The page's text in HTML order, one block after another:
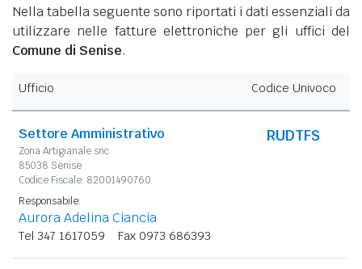
Nella tabella seguente sono riportati i dati essenziali da
utilizzare nelle fatture elettroniche per gli uffici del
Comune di Senise.
Ufficio Codice Univoco
Settore Amministrativo
Zona Artigianale snc
85038 Senise
Codice Fiscale: 82001490760
RUDTFS
Responsabile:
Aurora Adelina Ciancia
Tel 347 1617059 Fax 0973 686393